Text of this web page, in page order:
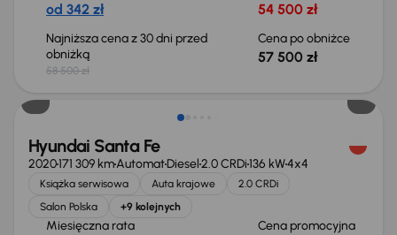
od 342 zł 54 500 zł
Najniższa cena z 30 dni przed
obniżką
58 500 zł
Cena po obniżce
57 500 zł
Taniej o 2 000 zł
Hyundai Santa Fe
2020171 309 kmAutomatDiesel2.0 CRDi136 kW4x4
Książka serwisowa Auta krajowe
2.0 CRDi
Salon Polska
+9 kolejnych
Miesięczna rata Cena promocyjna